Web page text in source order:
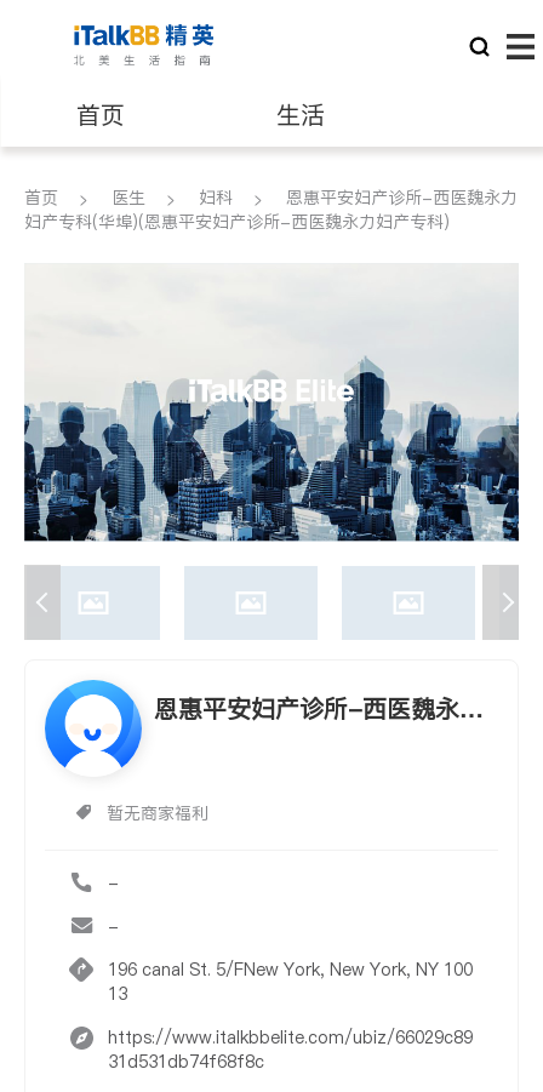
首页 生活
医生 律师
养老 非盈利组织
首页 医生 妇科
恩惠平安妇产诊所-西医魏永力
妇产专科(华埠)(恩惠平安妇产诊所-西医魏永力妇产专科)
恩惠平安妇产诊所-西医魏永力
暂无商家福利
-
-
196 canal St. 5/FNew York, New York, NY 100
13
https://www.italkbbelite.com/ubiz/66029c89
31d531db74f68f8c